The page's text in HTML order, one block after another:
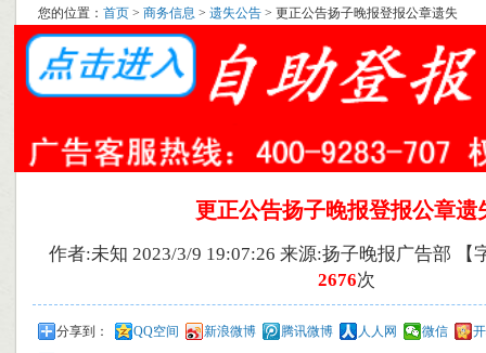
您的位置： 首页 > 商务信息 > 遗失公告 > 更正公告扬子晚报登报公章遗失
更正公告扬子晚报登报公章遗
作者:未知 2023/3/9 19:07:26 来源:扬子晚报广告部 【
2676次
分享到： QQ空间 新浪微博 腾讯微博 人人网 微信